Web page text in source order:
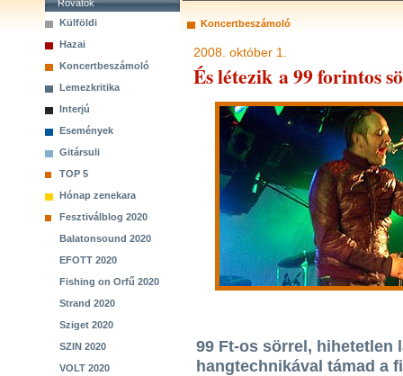
Rovatok
Külföldi
Hazai
Koncertbeszámoló
Lemezkritika
Interjú
Események
Gitársuli
TOP 5
Hónap zenekara
Fesztiválblog 2020
Balatonsound 2020
EFOTT 2020
Fishing on Orfű 2020
Strand 2020
Sziget 2020
SZIN 2020
VOLT 2020
Koncertbeszámoló
2008. október 1.
És létezik a 99 forintos
99 Ft-os sörrel, hihetetlen
hangtechnikával támad a